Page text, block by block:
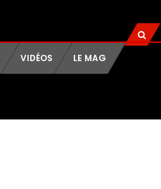
VIDÉOS LE MAG